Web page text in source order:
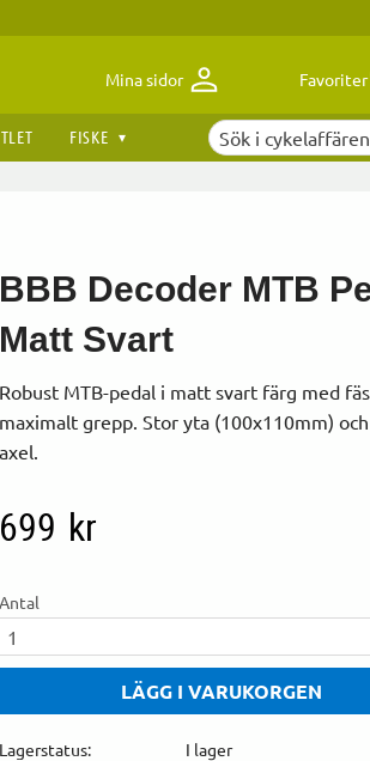
Mina sidor Favoriter
FISKE
Decoder MTB
Svart
MTB-pedal i matt svart färg med
grepp. Stor yta (100x110mm)
kr
I lager